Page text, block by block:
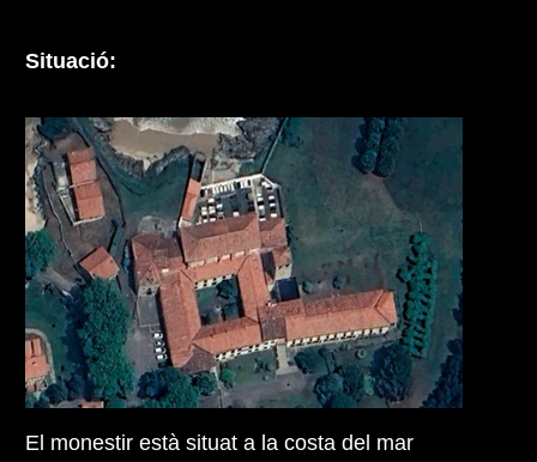
Situació:
El monestir està situat a la costa del mar